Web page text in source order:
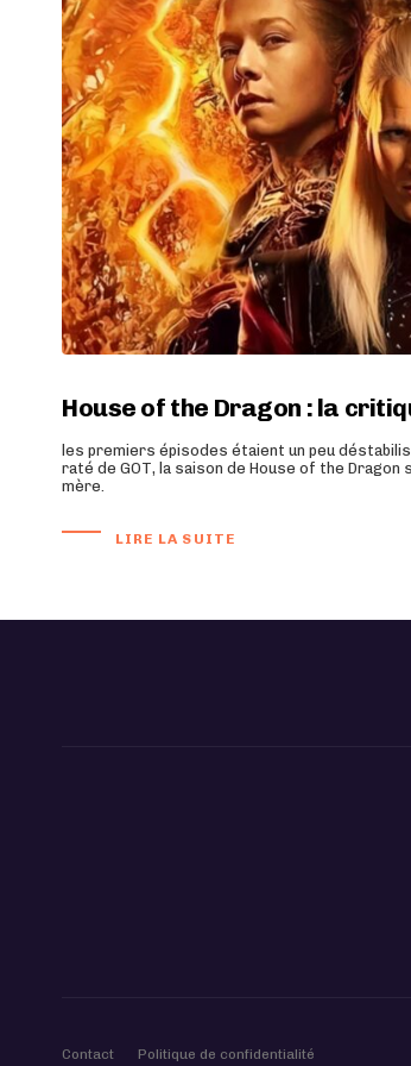
House of the Dragon : la
les premiers épisodes étaient un peu
raté de GOT, la saison de House of the
mère.
LIRE LA SUITE
Contact Politique de confidentialité